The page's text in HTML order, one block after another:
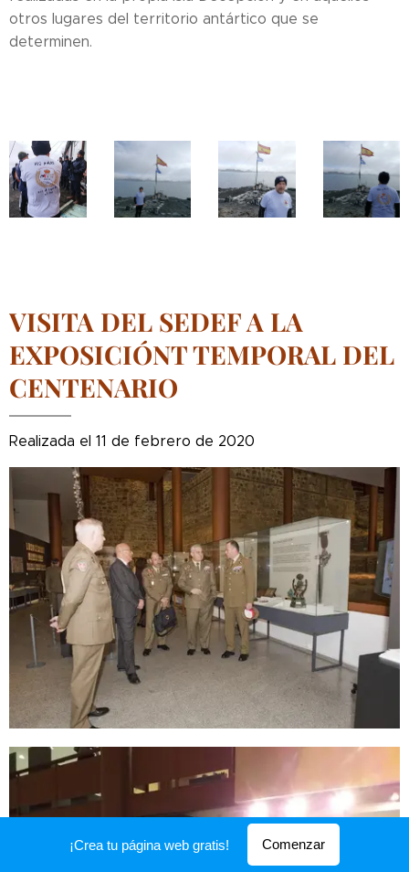
otros lugares del territorio antártico que se
determinen.
VISITA DEL SEDEF A LA
EXPOSICIÓNT TEMPORAL DEL
CENTENARIO
Realizada el 11 de febrero de 2020
¡Crea tu página web gratis! Comenzar